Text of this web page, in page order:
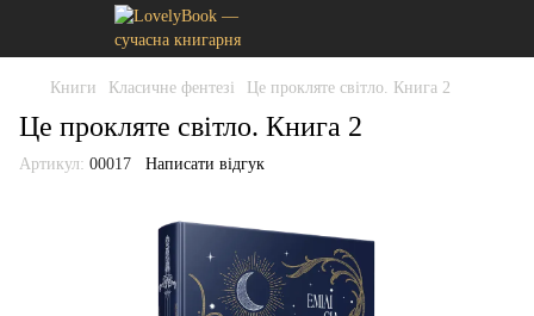
Книги Класичне фентезі Це прокляте світло. Книга 2
Це прокляте світло. Книга 2
Артикул: 00017 Написати відгук